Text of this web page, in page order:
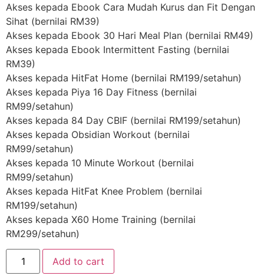
Akses kepada Ebook Cara Mudah Kurus dan Fit Dengan
Sihat (bernilai RM39)
Akses kepada Ebook 30 Hari Meal Plan (bernilai RM49)
Akses kepada Ebook Intermittent Fasting (bernilai
RM39)
Akses kepada HitFat Home (bernilai RM199/setahun)
Akses kepada Piya 16 Day Fitness (bernilai
RM99/setahun)
Akses kepada 84 Day CBIF (bernilai RM199/setahun)
Akses kepada Obsidian Workout (bernilai
RM99/setahun)
Akses kepada 10 Minute Workout (bernilai
RM99/setahun)
Akses kepada HitFat Knee Problem (bernilai
RM199/setahun)
Akses kepada X60 Home Training (bernilai
RM299/setahun)
HITFAT
DEMAND
Add to cart